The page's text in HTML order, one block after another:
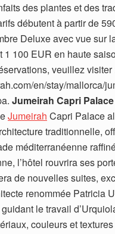
des plantes et des
débutent à partir de
Deluxe avec vue sur
1 100 EUR en haute
veuillez visiter
en/stay/mallorca/
Jumeirah Capri Palace
Jumeirah Capri Palace
traditionnelle,
méditerranéenne
l’hôtel rouvrira ses
de nouvelles suites,
renommée Patricia
le travail
couleurs et